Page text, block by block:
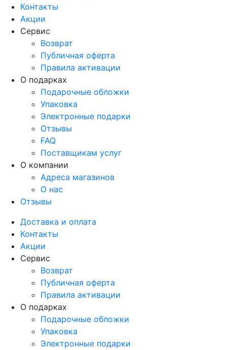
Контакты
Акции
Сервис
Возврат
Публичная оферта
Правила активации
О подарках
Подарочные обложки
Упаковка
Электронные подарки
Отзывы
FAQ
Поставщикам услуг
О компании
Адреса магазинов
О нас
Отзывы
Доставка и оплата
Контакты
Акции
Сервис
Возврат
Публичная оферта
Правила активации
О подарках
Подарочные обложки
Упаковка
Электронные подарки